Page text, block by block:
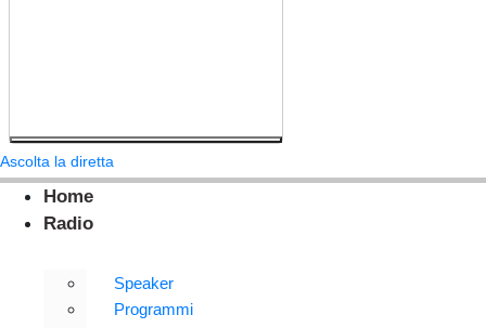
Ascolta la diretta
Home
Radio
Speaker
Programmi